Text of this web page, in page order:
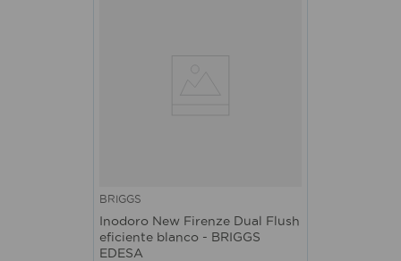
BRIGGS
Inodoro New Firenze Dual Flush
eficiente blanco - BRIGGS
EDESA